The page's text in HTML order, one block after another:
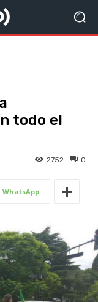
todo el
0
2752
WhatsApp